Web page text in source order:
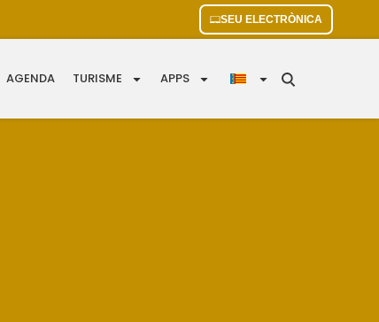
SEU ELECTRÒNICA
AGENDA TURISME APPS